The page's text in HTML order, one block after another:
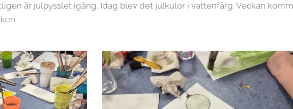
är julpysslet igång. Idag blev det julkulor i vattenfärg. Veckan